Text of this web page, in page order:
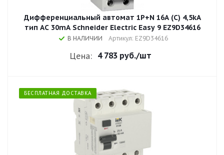
Дифференциальный автомат 1P+N 16A (C) 4,5kA
тип AC 30mA Schneider Electric Easy 9 EZ9D34616
В НАЛИЧИИ Артикул: EZ9D34616
Цена: 4 783 руб./шт
БЕСПЛАТНАЯ ДОСТАВКА